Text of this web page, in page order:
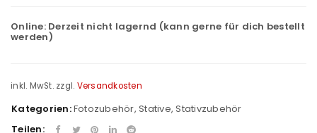
Online: Derzeit nicht lagernd (kann gerne für dich bestellt
werden)
inkl. MwSt. zzgl. Versandkosten
Kategorien:Fotozubehör, Stative,Stativzubehör
Teilen: